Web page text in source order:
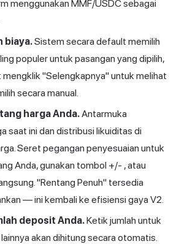
menggunakan MMF/USDC sebagai
biaya.Sistem secara default memilih
populer untuk pasangan yang dipilih,
"Selengkapnya" untuk melihat
secara manual.
harga Anda.Antarmuka
saat ini dan distribusi likuiditas di
Seret pegangan penyesuaian untuk
Anda, gunakan tombol +/- , atau
"Rentang Penuh" tersedia
— ini kembali ke efisiensi gaya V2.
deposit Anda.Ketik jumlah untuk
akan dihitung secara otomatis.